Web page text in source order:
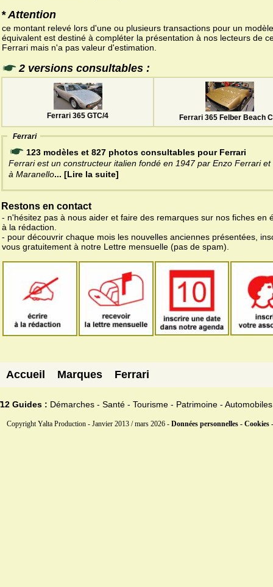
* Attention
ce montant relevé lors d'une ou plusieurs transactions pour un modèle
équivalent est destiné à compléter la présentation à nos lecteurs de
Ferrari mais n'a pas valeur d'estimation.
2 versions consultables :
Ferrari 365 GTC/4 Ferrari 365 Felber Beach
Ferrari
123 modèles et 827 photos consultables pour Ferrari
Ferrari est un constructeur italien fondé en 1947 par Enzo Ferrari et
à Maranello... [Lire la suite]
Restons en contact
- n'hésitez pas à nous aider et faire des remarques sur nos fiches en
à la rédaction.
- pour découvrir chaque mois les nouvelles anciennes présentées,
vous gratuitement à notre Lettre mensuelle (pas de spam).
Accueil Marques Ferrari
12 Guides : Démarches - Santé - Tourisme - Patrimoine - Automobiles
Copyright Yalta Production - Janvier 2013 / mars 2026 - Données personnelles - Cookies